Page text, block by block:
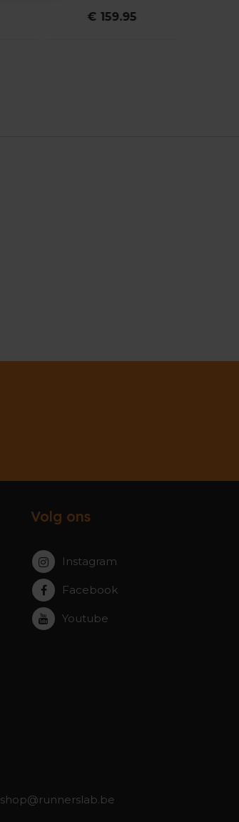
€ 159.95
Volg ons
Instagram
Facebook
Youtube
shop@runnerslab.be